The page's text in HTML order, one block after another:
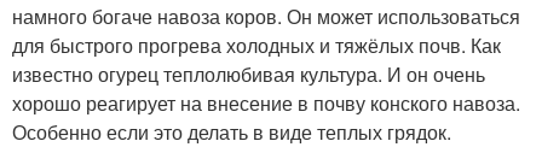
намного богаче навоза коров. Он может использоваться
для быстрого прогрева холодных и тяжёлых почв. Как
известно огурец теплолюбивая культура. И он очень
хорошо реагирует на внесение в почву конского навоза.
Особенно если это делать в виде теплых грядок.